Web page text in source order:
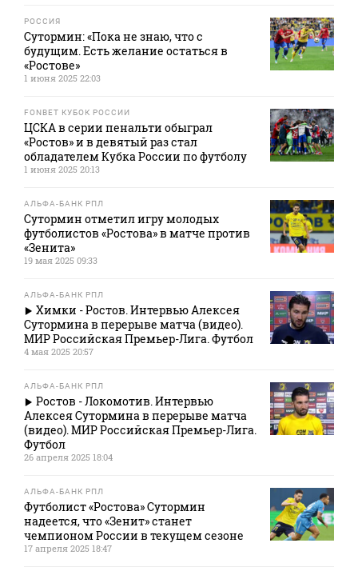
РОССИЯ
Сутормин: «Пока не знаю, что с
будущим. Есть желание остаться в
«Ростове»
1 июня 2025 22:03
FONBET КУБОК РОССИИ
ЦСКА в серии пенальти обыграл
«Ростов» и в девятый раз стал
обладателем Кубка России по футболу
1 июня 2025 20:13
АЛЬФА-БАНК РПЛ
Сутормин отметил игру молодых
футболистов «Ростова» в матче против
«Зенита»
19 мая 2025 09:33
АЛЬФА-БАНК РПЛ
Химки - Ростов. Интервью Алексея
Сутормина в перерыве матча (видео).
МИР Российская Премьер-Лига. Футбол
4 мая 2025 20:57
АЛЬФА-БАНК РПЛ
Ростов - Локомотив. Интервью
Алексея Сутормина в перерыве матча
(видео). МИР Российская Премьер-Лига.
Футбол
26 апреля 2025 18:04
АЛЬФА-БАНК РПЛ
Футболист «Ростова» Сутормин
надеется, что «Зенит» станет
чемпионом России в текущем сезоне
17 апреля 2025 18:47